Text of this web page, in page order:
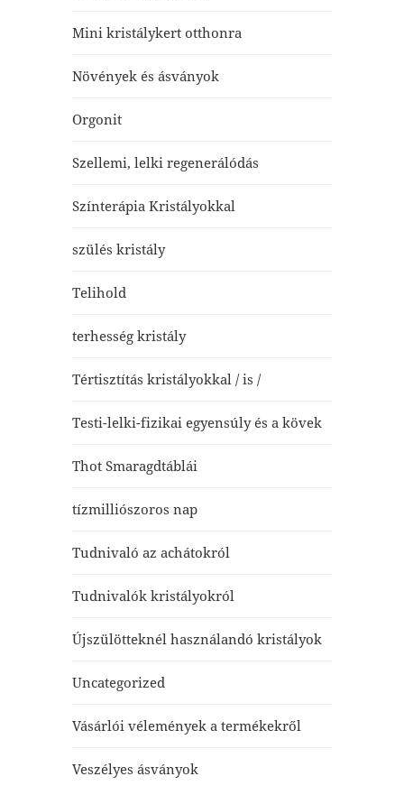
Mini kristálykert otthonra
Növények és ásványok
Orgonit
Szellemi, lelki regenerálódás
Színterápia Kristályokkal
szülés kristály
Telihold
terhesség kristály
Tértisztítás kristályokkal / is /
Testi-lelki-fizikai egyensúly és a kövek
Thot Smaragdtáblái
tízmilliószoros nap
Tudnivaló az achátokról
Tudnivalók kristályokról
Újszülötteknél használandó kristályok
Uncategorized
Vásárlói vélemények a termékekről
Veszélyes ásványok